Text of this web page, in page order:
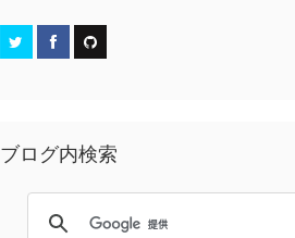
ブログ内検索